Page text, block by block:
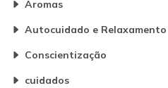
Aromas
Autocuidado e Relaxamento
Conscientização
cuidados